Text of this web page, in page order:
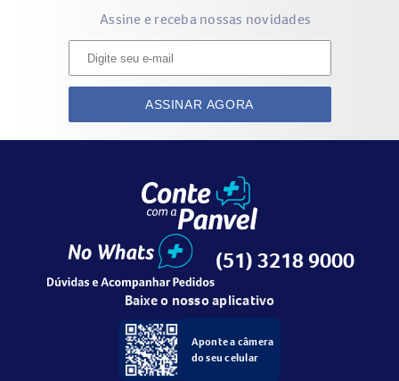
Assine e receba nossas novidades
ASSINAR AGORA
(51) 3218 9000
Baixe o nosso aplicativo
Aponte a câmera
do seu celular